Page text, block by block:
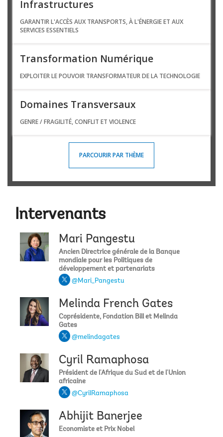
Infrastructures
GARANTIR L'ACCÈS AUX TRANSPORTS, À L'ÉNERGIE ET AUX
SERVICES ESSENTIELS
Transformation Numérique
EXPLOITER LE POUVOIR TRANSFORMATEUR DE LA TECHNOLOGIE
Domaines Transversaux
GENRE / FRAGILITÉ, CONFLIT ET VIOLENCE
PARCOURIR PAR THÈME
Intervenants
Mari Pangestu
Ancien Directrice générale de la Banque
mondiale pour les Politiques de
développement et partenariats
@Mari_Pangestu
Melinda French Gates
Coprésidente, Fondation Bill et Melinda
Gates
@melindagates
Cyril Ramaphosa
Président de l'Afrique du Sud et de l'Union
africaine
@CyrilRamaphosa
Abhijit Banerjee
Economiste et Prix Nobel